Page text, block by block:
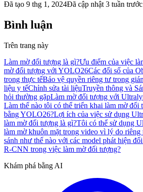
Đã tạo 9 thg 1, 2024Đã cập nhật 3 tuần trước
Bình luận
Trên trang này
Làm mờ đối tượng là gì?Ưu điểm của việc
mờ đối tượng với YOLO26Các đối số của
trong thực tếBảo vệ quyền riêng tư trong
liệu y tếChỉnh sửa tài liệuTruyền thông và
hỏi thường gặpLàm mờ đối tượng với
Làm thế nào tôi có thể triển khai làm mờ đối
bằng YOLO26?Lợi ích của việc sử dụng
làm mờ đối tượng là gì?Tôi có thể sử dụng
làm mờ khuôn mặt trong video vì lý do riêng
sánh như thế nào với các model phát hiện
R-CNN trong việc làm mờ đối tượng?
Khám phá bằng AI